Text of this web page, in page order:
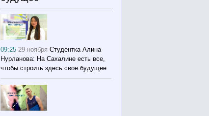
09:2529 ноября Студентка Алина
Нурланова: На Сахалине есть все,
чтобы строить здесь свое будущее